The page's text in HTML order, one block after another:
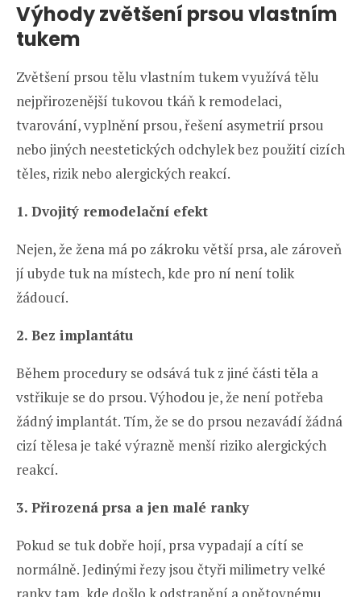
Výhody zvětšení prsou vlastním
tukem
Zvětšení prsou tělu vlastním tukem využívá tělu
nejpřirozenější tukovou tkáň k remodelaci,
tvarování, vyplnění prsou, řešení asymetrií prsou
nebo jiných neestetických odchylek bez použití cizích
těles, rizik nebo alergických reakcí.
1. Dvojitý remodelační efekt
Nejen, že žena má po zákroku větší prsa, ale zároveň
jí ubyde tuk na místech, kde pro ní není tolik
žádoucí.
2. Bez implantátu
Během procedury se odsává tuk z jiné části těla a
vstřikuje se do prsou. Výhodou je, že není potřeba
žádný implantát. Tím, že se do prsou nezavádí žádná
cizí tělesa je také výrazně menší riziko alergických
reakcí.
3. Přirozená prsa a jen malé ranky
Pokud se tuk dobře hojí, prsa vypadají a cítí se
normálně. Jedinými řezy jsou čtyři milimetry velké